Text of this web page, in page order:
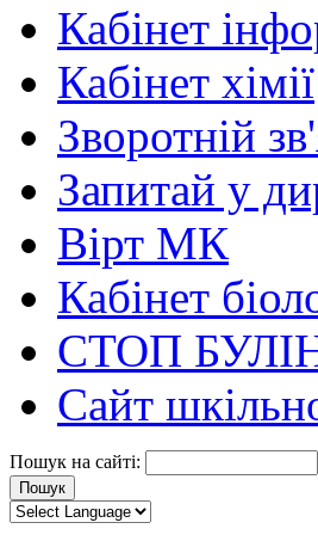
Кабінет
Кабінет хімії
Зворотній
Запитай у
Вірт МК
Кабінет
СТОП
Сайт
Пошук на сайті: